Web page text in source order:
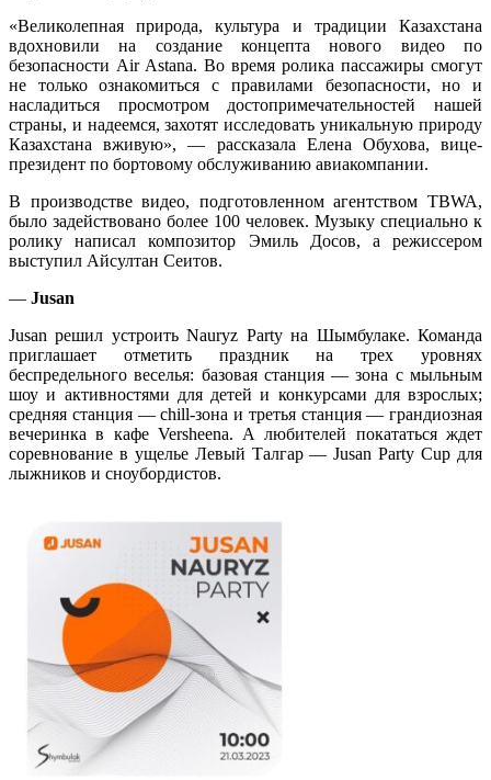
«Великолепная природа, культура и традиции Казахстана
вдохновили на создание концепта нового видео по
безопасности Air Astana. Во время ролика пассажиры смогут
не только ознакомиться с правилами безопасности, но и
насладиться просмотром достопримечательностей нашей
страны, и надеемся, захотят исследовать уникальную природу
Казахстана вживую», — рассказала Елена Обухова, вице-
президент по бортовому обслуживанию авиакомпании.
В производстве видео, подготовленном агентством TBWA,
было задействовано более 100 человек. Музыку специально к
ролику написал композитор Эмиль Досов, а режиссером
выступил Айсултан Сеитов.
— Jusan
Jusan решил устроить Nauryz Party на Шымбулаке. Команда
приглашает отметить праздник на трех уровнях
беспредельного веселья: базовая станция — зона с мыльным
шоу и активностями для детей и конкурсами для взрослых;
средняя станция — chill-зона и третья станция — грандиозная
вечеринка в кафе Versheena. А любителей покататься ждет
соревнование в ущелье Левый Талгар — Jusan Party Cup для
лыжников и сноубордистов.